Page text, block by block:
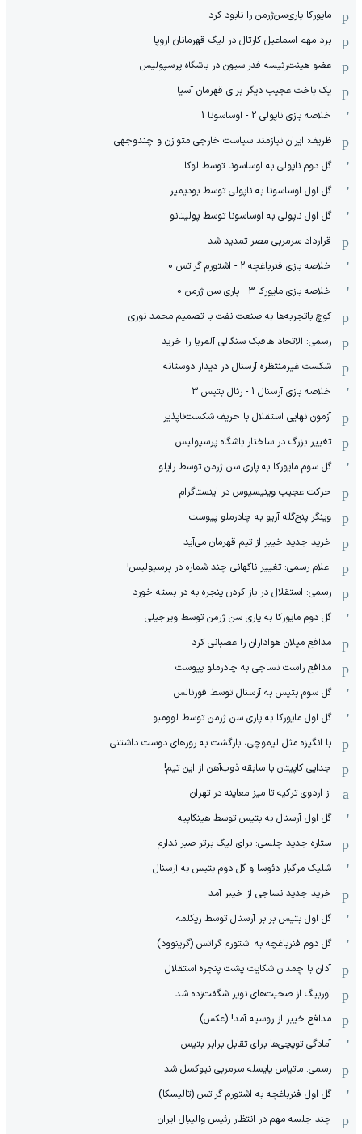
مایورکا پاری‌سن‌ژرمن را نابود کرد
برد مهم اسماعیل کارتال در لیگ قهرمانان اروپا
عضو هیئت‌رئیسه فدراسیون در باشگاه پرسپولیس
یک باخت عجیب دیگر برای قهرمان آسیا
خلاصه بازی ناپولی 2 - اوساسونا 1
ظریف: ایران نیازمند سیاست خارجی متوازن و چندوجهی
گل دوم ناپولی به اوساسونا توسط لوکا
گل اول اوساسونا به ناپولی توسط بودیمیر
گل اول ناپولی به اوساسونا توسط پولیتانو
قرارداد سرمربی مصر تمدید شد
خلاصه بازی فنرباغچه 2 - اشتورم گراتس 0
خلاصه بازی مایورکا 3 - پاری سن ژرمن 0
کوچ باتجربه‌ها به صنعت نفت با تصمیم محمد نوری
رسمی: الاتحاد هافبک سنگالی آلمریا را خرید
شکست غیرمنتظره آرسنال در دیدار دوستانه
خلاصه بازی آرسنال 1 - رئال بتیس 3
آزمون نهایی استقلال با حریف شکست‌ناپذیر
تغییر بزرگ در ساختار باشگاه پرسپولیس
گل سوم مایورکا به پاری سن ژرمن توسط رایلو
حرکت عجیب وینیسیوس در اینستاگرام
وینگر پنج‌گله آریو به چادرملو پیوست
خرید جدید خیبر از تیم قهرمان می‌آید
اعلام رسمی: تغییر ناگهانی چند شماره در پرسپولیس!
رسمی: استقلال در باز کردن پنجره به در بسته خورد
گل دوم مایورکا به پاری سن ژرمن توسط ویرجیلی
مدافع میلان هواداران را عصبانی کرد
مدافع راست نساجی به چادرملو پیوست
گل سوم بتیس به آرسنال توسط فورنالس
گل اول مایورکا به پاری سن ژرمن توسط لوومبو
با انگیزه مثل لیموچی، بازگشت به روزهای دوست داشتنی
جدایی کاپیتان با سابقه ذوب‌آهن از این تیم!
از اردوی ترکیه تا میز معاینه در تهران
گل اول آرسنال به بتیس توسط هینکاپیه
ستاره جدید چلسی: برای لیگ برتر صبر ندارم
شلیک مرگبار دئوسا و گل دوم بتیس به آرسنال
خرید جدید نساجی از خیبر آمد
گل اول بتیس برابر آرسنال توسط ریکلمه
گل دوم فنرباغچه به اشتورم گراتس (گرینوود)
آدان با چمدان شکایت پشت پنجره استقلال
اوربیگ از صحبت‌های نویر شگفت‌زده شد
مدافع خیبر از روسیه آمد! (عکس)
آمادگی توپچی‌ها برای تقابل برابر بتیس
رسمی: ماتیاس یایسله سرمربی نیوکسل شد
گل اول فنرباغچه به اشتورم گراتس (تالیسکا)
چند جلسه مهم در انتظار رئیس والیبال ایران